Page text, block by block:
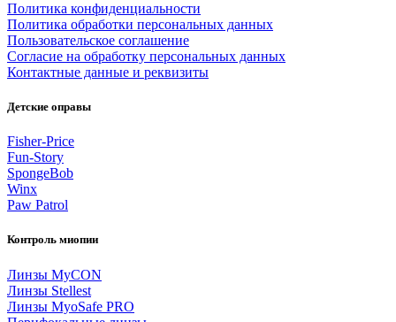
Политика конфиденциальности
Политика обработки персональных данных
Пользовательское соглашение
Согласие на обработку персональных данных
Контактные данные и реквизиты
Детские оправы
Fisher-Price
Fun-Story
SpongeBob
Winx
Paw Patrol
Контроль миопии
Линзы MyCON
Линзы Stellest
Линзы MyoSafe PRO